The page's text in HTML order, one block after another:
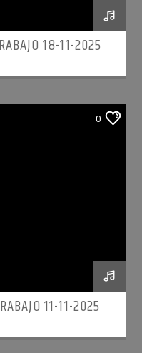
18-11-2025
0
11-11-2025